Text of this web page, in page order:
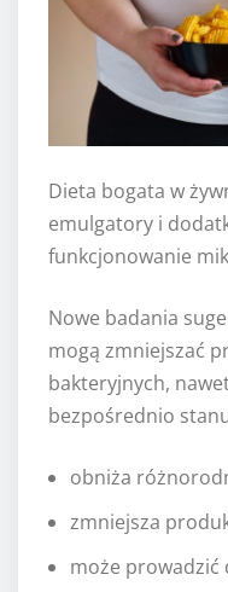
Dieta bogata w
emulgatory i
funkcjonowanie
Nowe badania
mogą zmniejszać
bakteryjnych,
bezpośrednio
obniża
zmniejsza
może prowadzić